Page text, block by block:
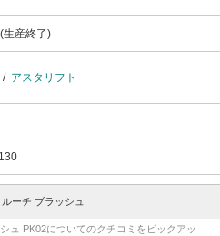
生産終了)
/ アスタリフト
ーチ ブラッシュ
ュ PK02についてのクチコミをピックアッ